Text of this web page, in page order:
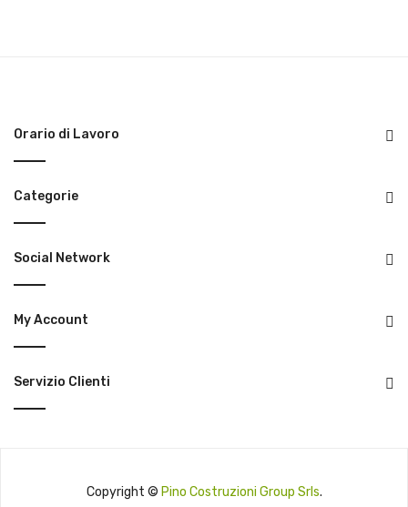
Orario di Lavoro
Categorie
Social Network
My Account
Servizio Clienti
Copyright © Pino Costruzioni Group Srls.